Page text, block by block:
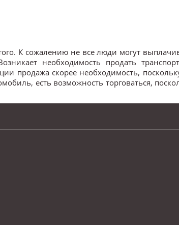
К сожалению не все люди могут
необходимость продать
продажа скорее необходимость,
есть возможность торговаться,